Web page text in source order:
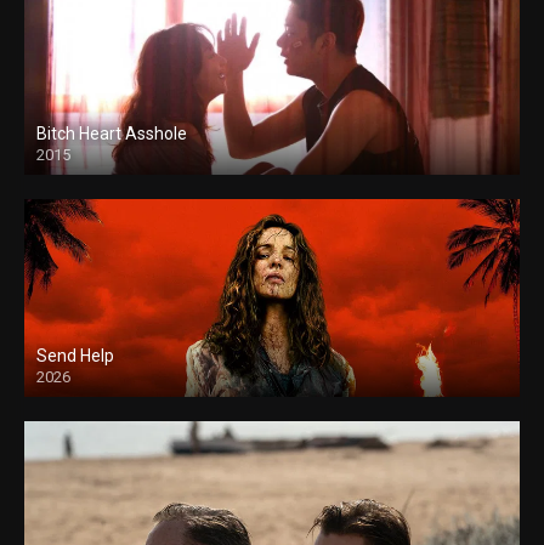
Bitch Heart Asshole
2015
Send Help
2026